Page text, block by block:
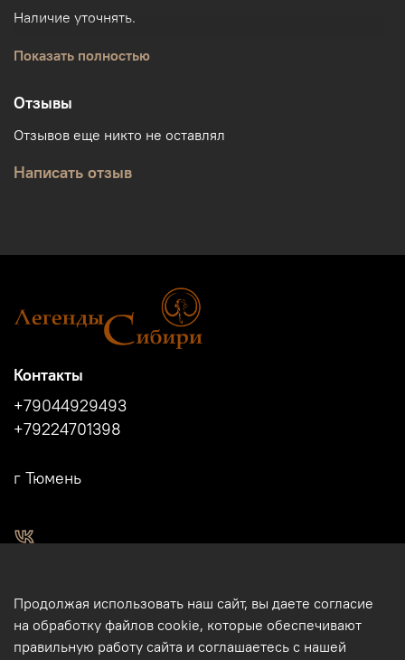
Наличие уточнять.
Возможно изготовление на заказ.
Показать полностью
Отзывы
Отзывов еще никто не оставлял
Написать отзыв
Контакты
+79044929493
+79224701398
г Тюмень
Магазин подарков и сувениров в Тюмени. Тюменские
сувениры. Подарки и сувениры из кости, бивня мамонта в
Продолжая использовать наш сайт, вы даете согласие
на обработку файлов cookie, которые обеспечивают
правильную работу сайта и соглашаетесь с нашей